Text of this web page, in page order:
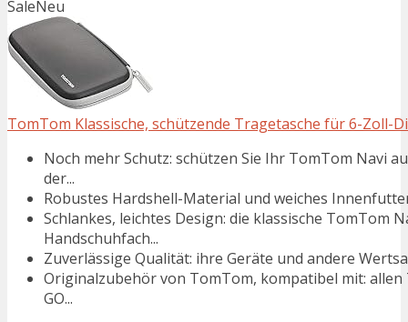
SaleNeu
TomTom Klassische, schützende Tragetasche für 6-Zoll-
Noch mehr Schutz: schützen Sie Ihr TomTom Navi
der...
Robustes Hardshell-Material und weiches
Schlankes, leichtes Design: die klassische TomTom
Handschuhfach...
Zuverlässige Qualität: ihre Geräte und andere
Originalzubehör von TomTom, kompatibel mit: allen
GO...